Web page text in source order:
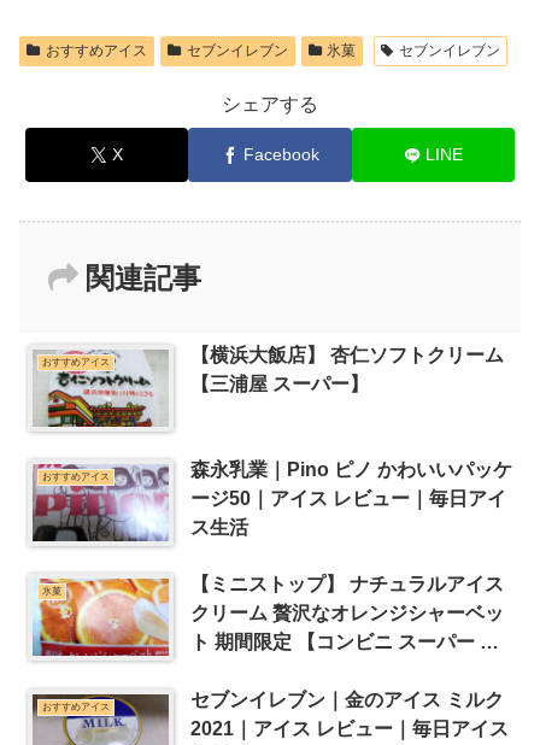
おすすめアイス セブンイレブン 氷菓 セブンイレブン
シェアする
X Facebook LINE
関連記事
おすすめアイス
【横浜大飯店】 杏仁ソフトクリーム
【三浦屋 スーパー】
おすすめアイス
森永乳業｜Pino ピノ かわいいパッケ
ージ50｜アイス レビュー｜毎日アイ
ス生活
氷菓
【ミニストップ】 ナチュラルアイス
クリーム 贅沢なオレンジシャーベッ
ト 期間限定 【コンビニ スーパー ア
おすすめアイス
セブンイレブン｜金のアイス ミルク
2021｜アイス レビュー｜毎日アイス